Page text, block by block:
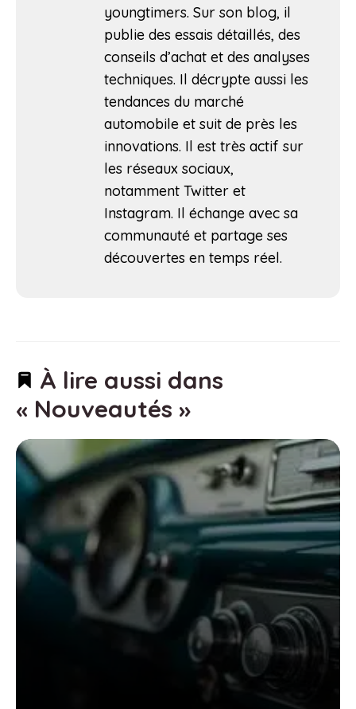
youngtimers. Sur son blog, il
publie des essais détaillés, des
conseils d’achat et des analyses
techniques. Il décrypte aussi les
tendances du marché
automobile et suit de près les
innovations. Il est très actif sur
les réseaux sociaux,
notamment Twitter et
Instagram. Il échange avec sa
communauté et partage ses
découvertes en temps réel.
À lire aussi dans
« Nouveautés »